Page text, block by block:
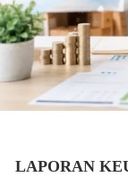
LAPORAN